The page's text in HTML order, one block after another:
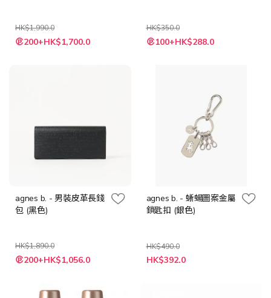
HK$1,990.0
特
殊 200+HK$1,700.0
HK$350.0
特
殊 100+HK$288.0
agnes b. - 男裝皮革長錢
包 (黑色)
HK$1,890.0
特
殊 200+HK$1,056.0
agnes b. - 蜥蝪圖案金屬
鎖匙扣 (銀色)
HK$490.0
特
殊
HK$392.0